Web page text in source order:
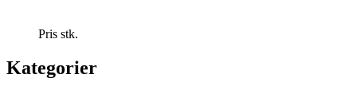
Pris stk.
Kategorier